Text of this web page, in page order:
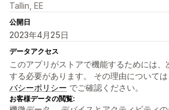
Tallin, EE
公開日
2023年4月25日
データアクセス
このアプリがストアで機能するためには、
する必要があります。 その理由について
バシーポリシー でご確認ください。
お客様データの閲覧: